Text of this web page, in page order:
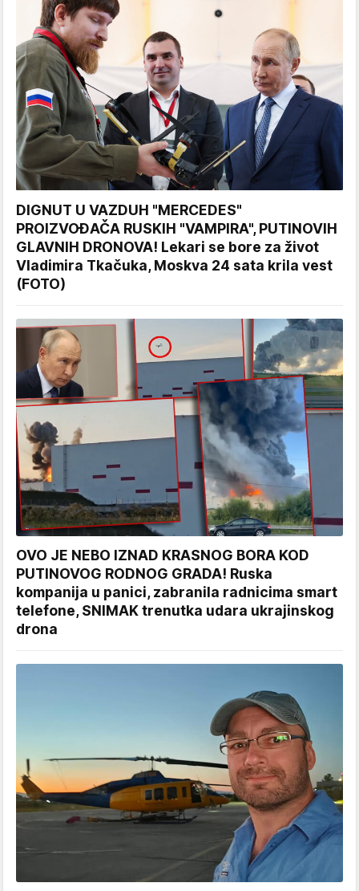
DIGNUT U VAZDUH "MERCEDES"
PROIZVOĐAČA RUSKIH "VAMPIRA", PUTINOVIH
GLAVNIH DRONOVA! Lekari se bore za život
Vladimira Tkačuka, Moskva 24 sata krila vest
(FOTO)
OVO JE NEBO IZNAD KRASNOG BORA KOD
PUTINOVOG RODNOG GRADA! Ruska
kompanija u panici, zabranila radnicima smart
telefone, SNIMAK trenutka udara ukrajinskog
drona